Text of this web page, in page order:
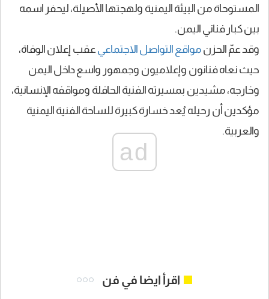
المستوحاة من البيئة اليمنية ولهجتها الأصيلة، ليحفر اسمه
بين كبار فناني اليمن.
وقد عمّ الحزن مواقع التواصل الاجتماعي عقب إعلان الوفاة،
حيث نعاه فنانون وإعلاميون وجمهور واسع داخل اليمن
وخارجه، مشيدين بمسيرته الفنية الحافلة ومواقفه الإنسانية،
مؤكدين أن رحيله يُعد خسارة كبيرة للساحة الفنية اليمنية
والعربية.
ad
اقرأ ايضا في فن